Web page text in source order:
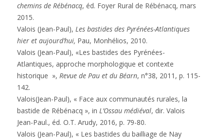
chemins de Rébénacq, éd. Foyer Rural de Rébénacq, mars
2015.
Valois (Jean-Paul), Les bastides des Pyrénées-Atlantiques
hier et aujourd’hui, Pau, Monhélios, 2010.
Valois (Jean-Paul), «Les bastides des Pyrénées-
Atlantiques, approche morphologique et contexte
historique », Revue de Pau et du Béarn, n°38, 2011, p. 115-
142.
Valois(Jean-Paul), « Face aux communautés rurales, la
bastide de Rébénacq », in L’Ossau médiéval, dir. Valois
Jean-Paul., éd. O.T. Arudy, 2016, p. 79-80.
Valois (Jean-Paul), « Les bastides du bailliage de Nay